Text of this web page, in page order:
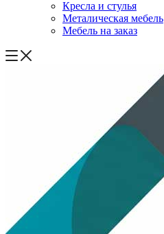
Кресла и стулья
Металическая мебель
Мебель на заказ